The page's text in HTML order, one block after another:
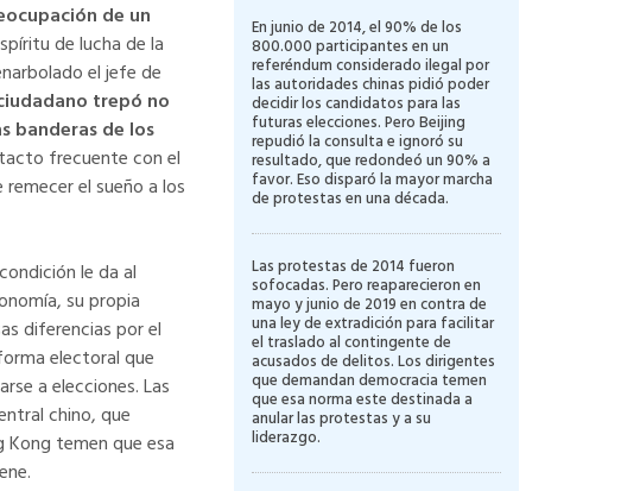
de un
de lucha de la
el jefe de
trepó no
banderas de los
frecuente con el
el sueño a los
le da al
su propia
diferencias por el
electoral que
a elecciones. Las
chino, que
temen que esa
En junio de 2014, el 90% de los
800.000 participantes en un
referéndum considerado ilegal por
las autoridades chinas pidió poder
decidir los candidatos para las
futuras elecciones. Pero Beijing
repudió la consulta e ignoró su
resultado, que redondeó un 90% a
favor. Eso disparó la mayor marcha
de protestas en una década.
Las protestas de 2014 fueron
sofocadas. Pero reaparecieron en
mayo y junio de 2019 en contra de
una ley de extradición para facilitar
el traslado al contingente de
acusados de delitos. Los dirigentes
que demandan democracia temen
que esa norma este destinada a
anular las protestas y a su
liderazgo.